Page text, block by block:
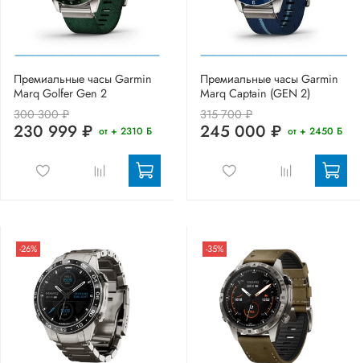
Премиальные часы Garmin
Marq Golfer Gen 2
300 300 ₽
230 999 ₽ от + 2310 Б
Премиальные часы Garmin
Marq Captain (GEN 2)
315 700 ₽
245 000 ₽ от + 2450 Б
-26% -35%